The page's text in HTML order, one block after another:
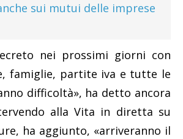
sui mutui delle imprese
nei prossimi giorni con
famiglie, partite iva e tutte le
difficoltà», ha detto ancora
alla Vita in diretta su
ha aggiunto, «arriveranno il